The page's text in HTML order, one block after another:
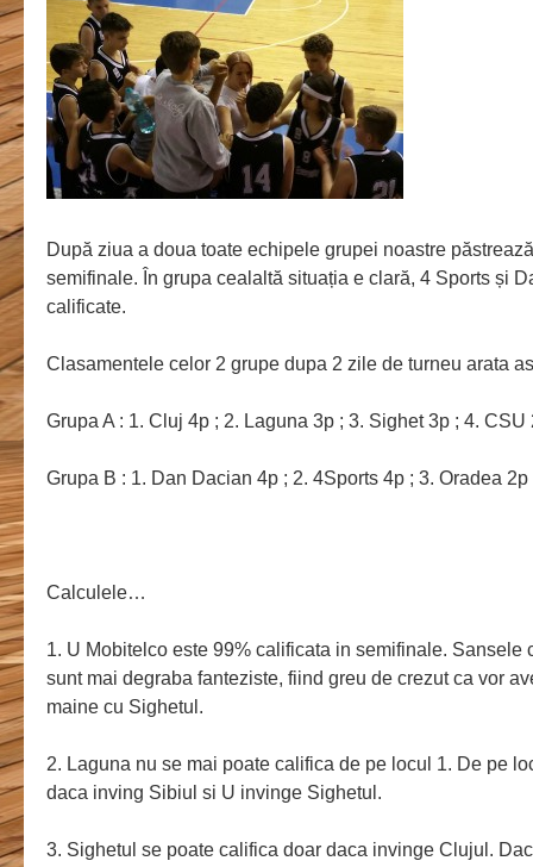
După ziua a doua toate echipele grupei noastre
semifinale. În grupa cealaltă situația e clară, 4 Sports și
calificate.
Clasamentele celor 2 grupe dupa 2 zile de turneu arata
Grupa A : 1. Cluj 4p ; 2. Laguna 3p ; 3. Sighet 3p ; 4. CSU
Grupa B : 1. Dan Dacian 4p ; 2. 4Sports 4p ; 3. Oradea 2p
Calculele…
1. U Mobitelco este 99% calificata in semifinale. Sansele
sunt mai degraba fanteziste, fiind greu de crezut ca vor
maine cu Sighetul.
2. Laguna nu se mai poate califica de pe locul 1. De pe
daca inving Sibiul si U invinge Sighetul.
3. Sighetul se poate califica doar daca invinge Clujul.